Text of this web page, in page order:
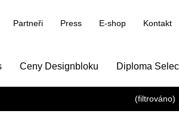
Partneři Press E-shop Kontakt
Ceny Designbloku Diploma
(filtrováno)